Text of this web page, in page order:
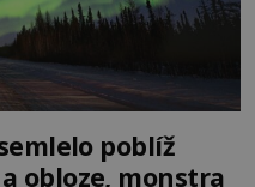
poblíž
obloze, monstra